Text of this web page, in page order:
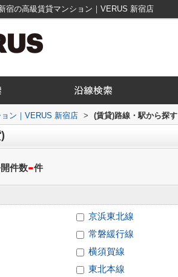
宿の高級賃貸マンション｜VERUS 新宿店
ン｜VERUS 新宿店 > (賃貸)路線・駅から探す
件数-件
京浜東北線
常磐緩行線
横須賀線
東北本線